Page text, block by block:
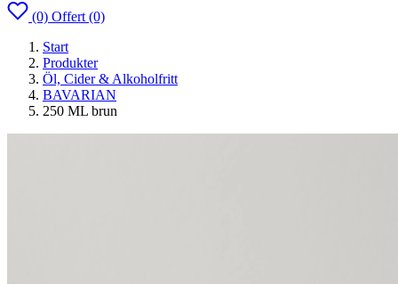
(0) Offert (0)
Start
Produkter
Öl, Cider & Alkoholfritt
BAVARIAN
250 ML brun